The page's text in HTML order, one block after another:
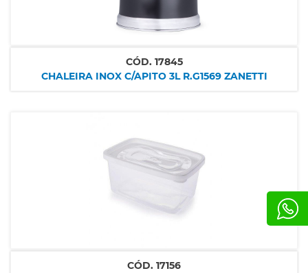
CÓD. 17845
CHALEIRA INOX C/APITO 3L R.G1569 ZANETTI
CÓD. 17156